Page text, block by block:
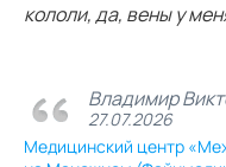
кололи, да, вены у
Владимир
27.07.2026
Медицинский центр